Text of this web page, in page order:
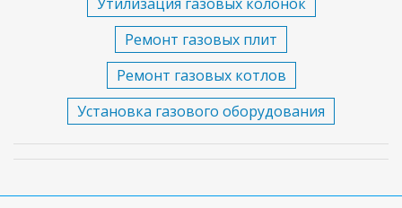
Ремонт газовых плит
Ремонт газовых котлов
Установка газового оборудования